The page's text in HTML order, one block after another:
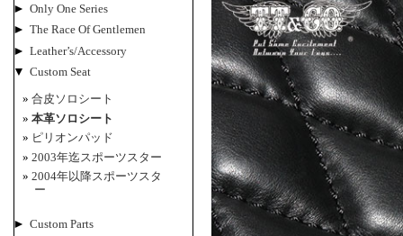
► Only One Series
► The Race Of Gentlemen
► Leather’s/Accessory
▼ Custom Seat
合皮ソロシート
本革ソロシート
ピリオンパッド
2003年迄スポーツスター
2004年以降スポーツスタ
ー
► Custom Parts